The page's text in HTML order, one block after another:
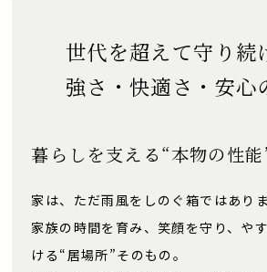
世代を超えて守り続
強さ・快適さ・安心
暮らしを支える“本物の性能
家は、ただ雨風をしのぐ箱ではありま
家族の時間を育み、笑顔を守り、や
ける“居場所”そのもの。